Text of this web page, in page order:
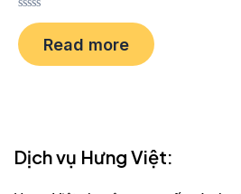
a
t
e
5
Read more
Dịch vụ Hưng Việt: